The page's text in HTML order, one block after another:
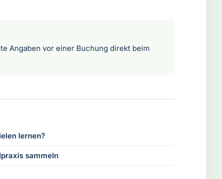
Angaben vor einer Buchung direkt beim
lernen?
sammeln